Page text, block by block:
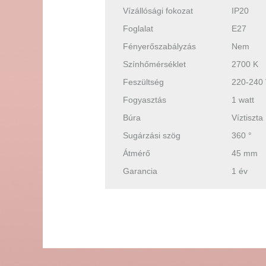
Vízállósági fokozat
IP20
Foglalat
E27
Fényerőszabályzás
Nem
Színhőmérséklet
2700 K
Feszültség
220-240
Fogyasztás
1 watt
Búra
Víztiszta
Sugárzási szög
360 °
Átmérő
45 mm
Garancia
1 év